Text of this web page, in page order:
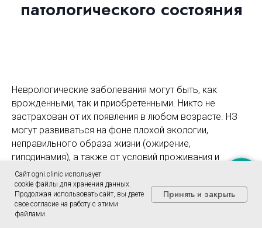
патологического состояния
Неврологические заболевания могут быть, как
врожденными, так и приобретенными. Никто не
застрахован от их появления в любом возрасте. НЗ
могут развиваться на фоне плохой экологии,
неправильного образа жизни (ожирение,
гиподинамия), а также от условий проживания и
работы, вызывающих стресс.
Сайт ogni.clinic использует
cookie файлы для хранения данных.
Продолжая использовать сайт, вы даете
свое согласие на работу с этими
файлами.
Принять и закрыть